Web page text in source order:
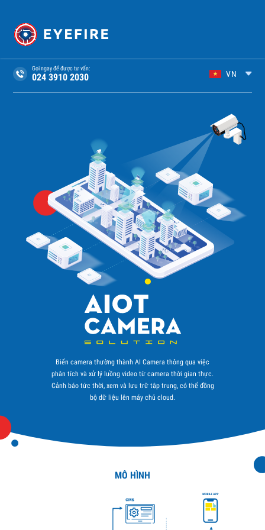
Gọi ngay để được tư vấn:
024 3910 2030 VN
Biến camera thường thành AI Camera thông qua việc
phân tích và xử lý luồng video từ camera thời gian thực.
Cảnh báo tức thời, xem và lưu trữ tập trung, có thể đồng
bộ dữ liệu lên máy chủ cloud.
MÔ HÌNH